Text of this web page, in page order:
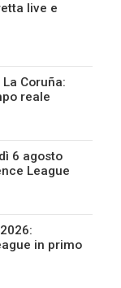
live e
Coruña:
reale
6 agosto
League
in primo